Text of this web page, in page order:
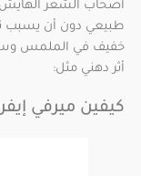
أصحاب الشعر
طبيعي دون أن يسبب
خفيف في الملمس
أثر دهني مثل:
كيفين ميرفي